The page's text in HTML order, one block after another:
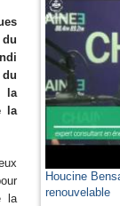
la
la
la
Houcine
renouvelable